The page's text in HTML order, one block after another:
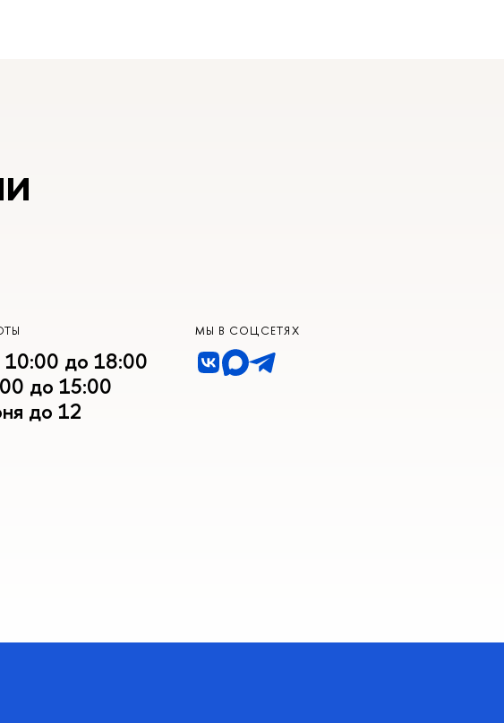
до 18:00
до 15:00
до 12
МЫ В СОЦСЕТЯХ